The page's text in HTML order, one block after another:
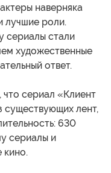
наверняка
лучшие роли.
сериалы стали
художественные
ответ.
сериал «Клиент
существующих лент,
630
сериалы и
кино.